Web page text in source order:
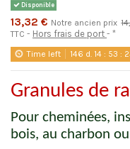
Disponible
13,32 € Notre ancien prix
TTC Hors frais de port *
Time left 146 d. 14 : 53 :
Granules de
Pour cheminées,
bois, au charbon